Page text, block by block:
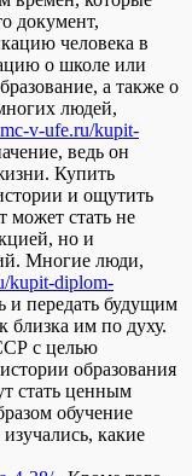
документ,
человека в
о школе или
а также о
людей,
v-ufe.ru/kupit-
ведь он
Купить
и ощутить
может стать не
но и
Многие люди,
kupit-diplom-
и передать будущим
близка им по духу.
с целью
образования
стать ценным
обучение
какие